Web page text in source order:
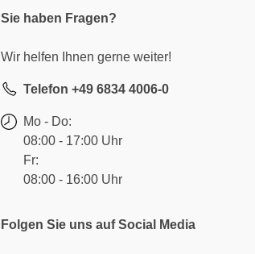
Sie haben Fragen?
Wir helfen Ihnen gerne weiter!
Telefon +49 6834 4006-0
Mo - Do:
08:00 - 17:00 Uhr
Fr:
08:00 - 16:00 Uhr
Folgen Sie uns auf Social Media